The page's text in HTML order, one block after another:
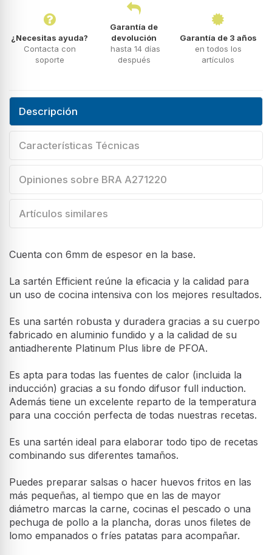
¿Necesitas ayuda?
Contacta con
soporte
Garantía de
devolución
hasta 14 días
después
Garantía de 3 años
en todos los
artículos
Descripción
Características Técnicas
Opiniones sobre BRA A271220
Artículos similares
Cuenta con 6mm de espesor en la base.
La sartén Efficient reúne la eficacia y la calidad para
un uso de cocina intensiva con los mejores resultados.
Es una sartén robusta y duradera gracias a su cuerpo
fabricado en aluminio fundido y a la calidad de su
antiadherente Platinum Plus libre de PFOA.
Es apta para todas las fuentes de calor (incluida la
inducción) gracias a su fondo difusor full induction.
Además tiene un excelente reparto de la temperatura
para una cocción perfecta de todas nuestras recetas.
Es una sartén ideal para elaborar todo tipo de recetas
combinando sus diferentes tamaños.
Puedes preparar salsas o hacer huevos fritos en las
más pequeñas, al tiempo que en las de mayor
diámetro marcas la carne, cocinas el pescado o una
pechuga de pollo a la plancha, doras unos filetes de
lomo empanados o fríes patatas para acompañar.